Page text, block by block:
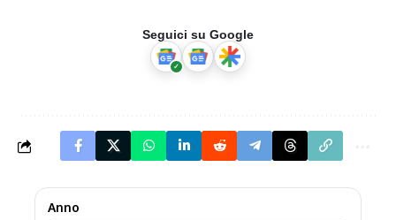
Seguici su Google
Anno